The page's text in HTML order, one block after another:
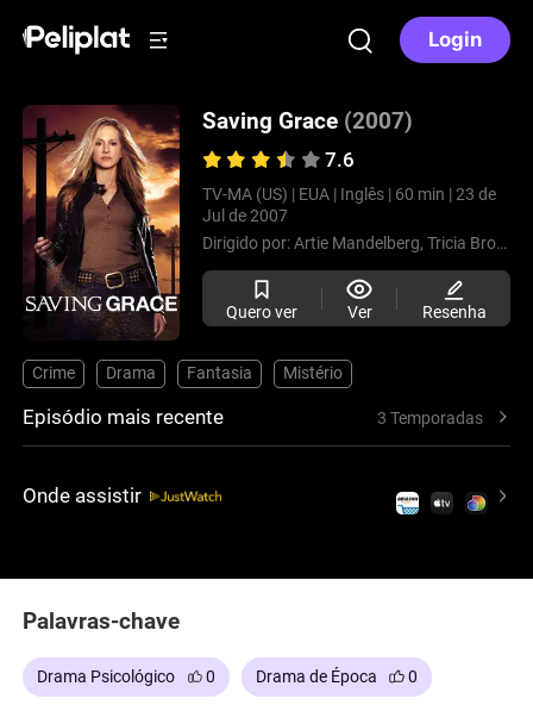
Login
Saving Grace (2007)
7.6
TV-MA (US) | EUA | Inglês | 60 min | 23 de
Jul de 2007
Dirigido por:Artie Mandelberg, Tricia Brock,
Quero ver Ver Resenha
Crime Drama Fantasia Mistério
Episódio mais recente 3 Temporadas
Onde assistir
Palavras-chave
Drama Psicológico 0 Drama de Época 0